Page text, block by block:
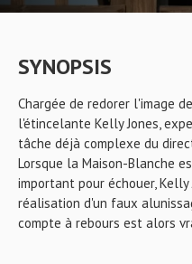
SYNOPSIS
Chargée de redorer l'image
l'étincelante Kelly Jones,
tâche déjà complexe du
Lorsque la Maison-Blanche
important pour échouer,
réalisation d'un faux
compte à rebours est alors